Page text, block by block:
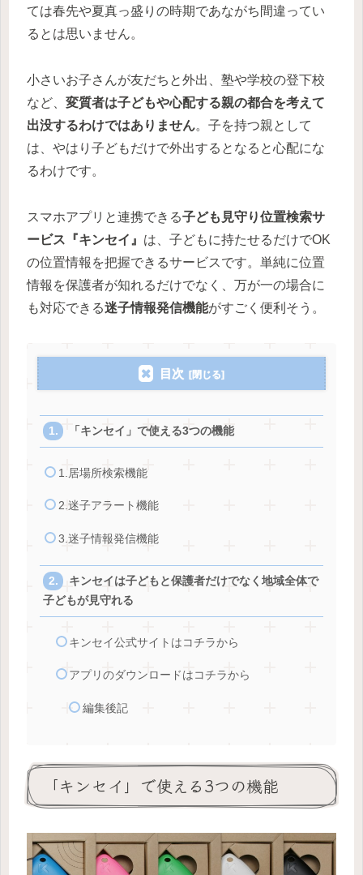
ては春先や夏真っ盛りの時期であながち間違ってい
るとは思いません。
小さいお子さんが友だちと外出、塾や学校の登下校
など、 変質者は子どもや心配する親の都合を考えて
出没するわけではありません。子を持つ親として
は、やはり子どもだけで外出するとなると心配にな
るわけです。
スマホアプリと連携できる子ども見守り位置検索サ
ービス『キンセイ』 は、子どもに持たせるだけでOK
の位置情報を把握できるサービスです。単純に位置
情報を保護者が知れるだけでなく、万が一の場合に
も対応できる迷子情報発信機能がすごく便利そう。
目次
「キンセイ」で使える3つの機能
1.居場所検索機能
2.迷子アラート機能
3.迷子情報発信機能
キンセイは子どもと保護者だけでなく地域全体で
子どもが見守れる
キンセイ公式サイトはコチラから
アプリのダウンロードはコチラから
編集後記
「キンセイ」で使える3つの機能